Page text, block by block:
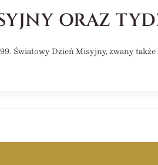
ORAZ
Światowy Dzień Misyjny, zwany